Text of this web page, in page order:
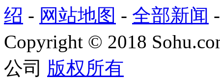
绍 - 网站地图 - 全部新闻
Copyright © 2018
公司 版权所有